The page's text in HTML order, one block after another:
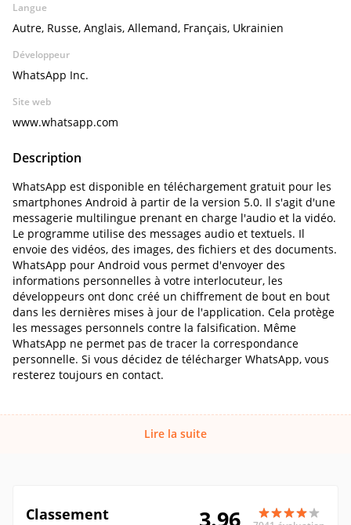
Langue
Autre, Russe, Anglais, Allemand, Français, Ukrainien
Développeur
WhatsApp Inc.
Site web
www.whatsapp.com
Description
WhatsApp est disponible en téléchargement gratuit pour les
smartphones Android à partir de la version 5.0. Il s'agit d'une
messagerie multilingue prenant en charge l'audio et la vidéo.
Le programme utilise des messages audio et textuels. Il
envoie des vidéos, des images, des fichiers et des documents.
WhatsApp pour Android vous permet d'envoyer des
informations personnelles à votre interlocuteur, les
développeurs ont donc créé un chiffrement de bout en bout
dans les dernières mises à jour de l'application. Cela protège
les messages personnels contre la falsification. Même
WhatsApp ne permet pas de tracer la correspondance
personnelle. Si vous décidez de télécharger WhatsApp, vous
resterez toujours en contact.
Lire la suite
Classement 3.96